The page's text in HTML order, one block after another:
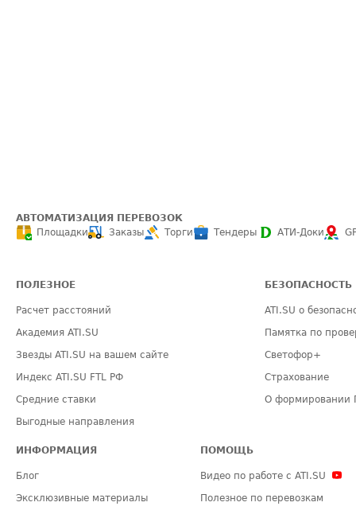
АВТОМАТИЗАЦИЯ ПЕРЕВОЗОК
Площадки
Заказы Торги Тендеры АТИ-Доки
ПОЛЕЗНОЕ
Расчет расстояний
Академия ATI.SU
Звезды ATI.SU на вашем сайте
Индекс ATI.SU FTL РФ
Средние ставки
Выгодные направления
БЕЗОПАСНОСТЬ
ATI.SU о
Памятка по
Светофор+
Страхование
О формировании
ИНФОРМАЦИЯ
Блог
Эксклюзивные материалы
ПОМОЩЬ
Видео по работе с ATI.SU
Полезное по перевозкам